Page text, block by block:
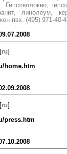
Гипсоволокно,
линолеум,
пвх. (495) 971-
ru]
home.htm
ru]
press.htm